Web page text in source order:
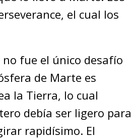
el cual los
fue el único desafío
de Marte es
la Tierra, lo cual
debía ser ligero para
rapidísimo. El